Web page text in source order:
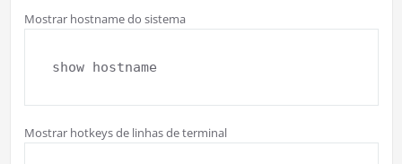
Mostrar hostname do sistema
show hostname
Mostrar hotkeys de linhas de terminal